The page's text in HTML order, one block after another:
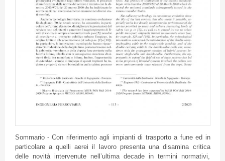
Sommario - Con riferimento agli impianti di trasporto a fune ed in
particolare a quelli aerei il lavoro presenta una disamina critica
delle novità intervenute nell’ultima decade in termini normativi,